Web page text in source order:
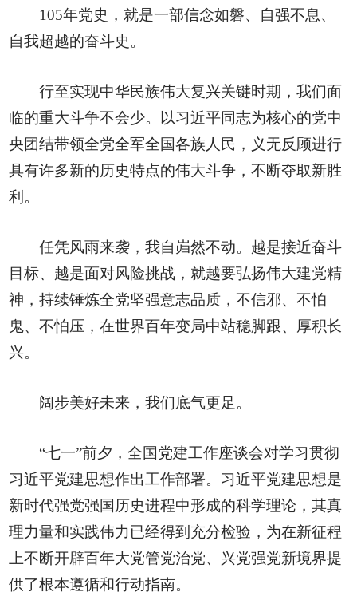
105年党史，就是一部信念如磐、自强不息、
自我超越的奋斗史。
行至实现中华民族伟大复兴关键时期，我们面
临的重大斗争不会少。以习近平同志为核心的党中
央团结带领全党全军全国各族人民，义无反顾进行
具有许多新的历史特点的伟大斗争，不断夺取新胜
利。
任凭风雨来袭，我自岿然不动。越是接近奋斗
目标、越是面对风险挑战，就越要弘扬伟大建党精
神，持续锤炼全党坚强意志品质，不信邪、不怕
鬼、不怕压，在世界百年变局中站稳脚跟、厚积长
兴。
阔步美好未来，我们底气更足。
“七一”前夕，全国党建工作座谈会对学习贯彻
习近平党建思想作出工作部署。习近平党建思想是
新时代强党强国历史进程中形成的科学理论，其真
理力量和实践伟力已经得到充分检验，为在新征程
上不断开辟百年大党管党治党、兴党强党新境界提
供了根本遵循和行动指南。